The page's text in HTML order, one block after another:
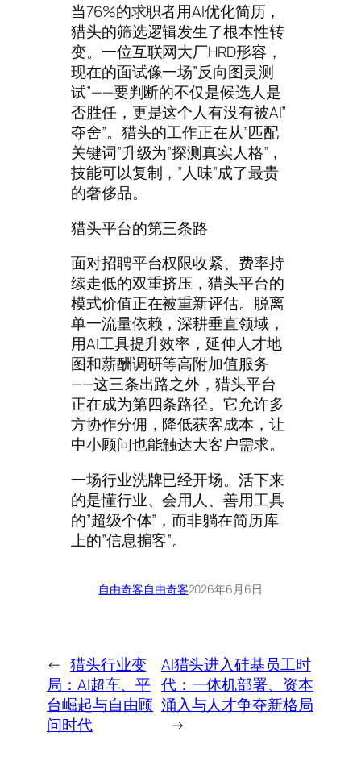
当76%的求职者用AI优化简历，
猎头的筛选逻辑发生了根本性转
变。一位互联网大厂HRD形容，
现在的面试像一场”反向图灵测
试”——要判断的不仅是候选人是
否胜任，更是这个人有没有被AI”
夺舍”。猎头的工作正在从”匹配
关键词”升级为”探测真实人格”，
技能可以复制，”人味”成了最贵
的奢侈品。
猎头平台的第三条路
面对招聘平台权限收紧、费率持
续走低的双重挤压，猎头平台的
模式价值正在被重新评估。脱离
单一流量依赖，深耕垂直领域，
用AI工具提升效率，延伸人才地
图和薪酬调研等高附加值服务
——这三条出路之外，猎头平台
正在成为第四条路径。它允许多
方协作分佣，降低获客成本，让
中小顾问也能触达大客户需求。
一场行业洗牌已经开场。活下来
的是懂行业、会用人、善用工具
的”超级个体”，而非躺在简历库
上的”信息掮客”。
自由奇客自由奇客2026年6月6日
← 猎头行业变
局：AI超车、平
台崛起与自由顾
问时代
AI猎头进入硅基员工时
代：一体机部署、资本
涌入与人才争夺新格局
→